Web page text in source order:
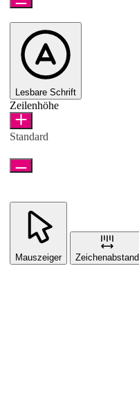
Lesbare Schrift
Zeilenhöhe
Standard
Mauszeiger Zeichenabstand